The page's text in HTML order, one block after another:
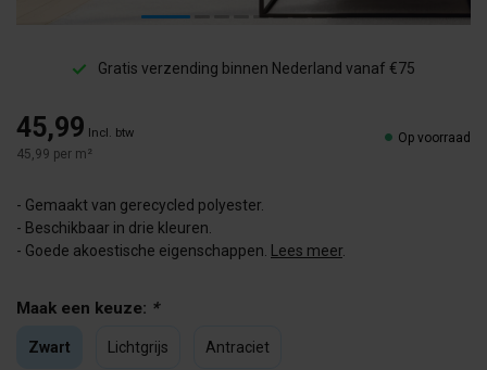
Gratis verzending binnen Nederland vanaf €75
45,99 Incl. btw
45,99 per m²
Op voorraad
- Gemaakt van gerecycled polyester.
- Beschikbaar in drie kleuren.
- Goede akoestische eigenschappen.
Lees meer
Maak een keuze: *
Zwart Lichtgrijs Antraciet